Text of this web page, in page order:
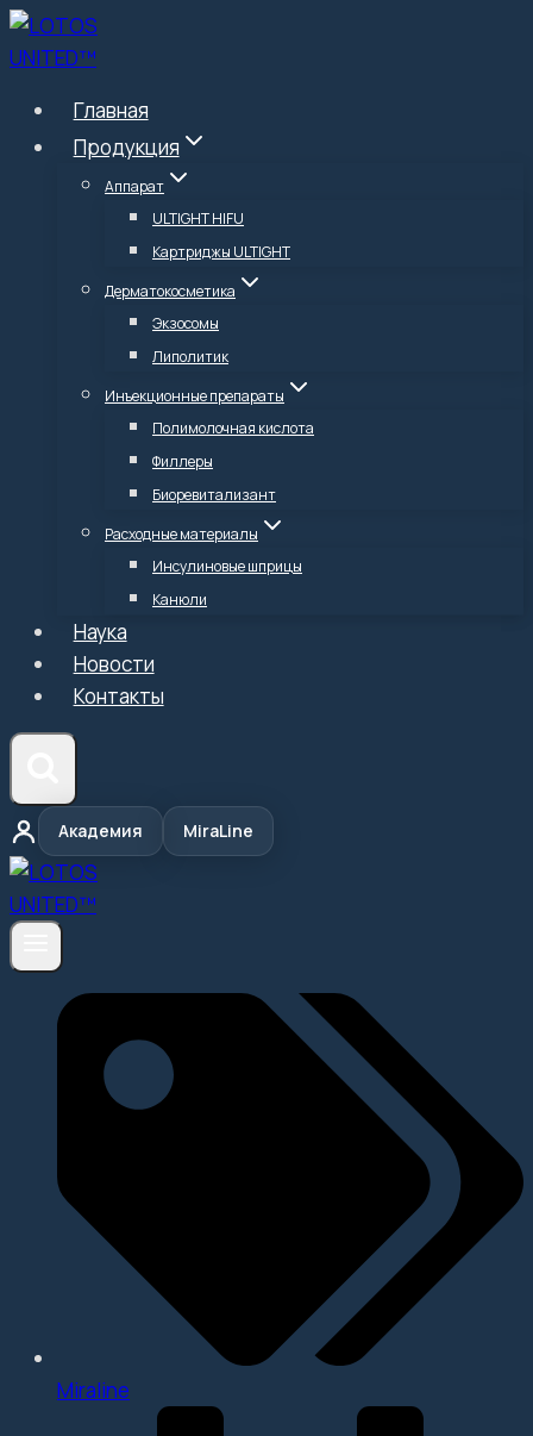
Перейти
к
Главная
Продукция
Аппарат
ULTIGHT HIFU
Картриджы ULTIGHT
Дерматокосметика
Экзосомы
Липолитик
Инъекционные препараты
Полимолочная кислота
Филлеры
Биоревитализант
Расходные материалы
Инсулиновые шприцы
Канюли
Наука
Новости
Контакты
Академия MiraLine
Miraline